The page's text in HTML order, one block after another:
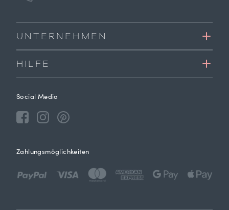
UNTERNEHMEN
HILFE
Social Media
Zahlungsmöglichkeiten